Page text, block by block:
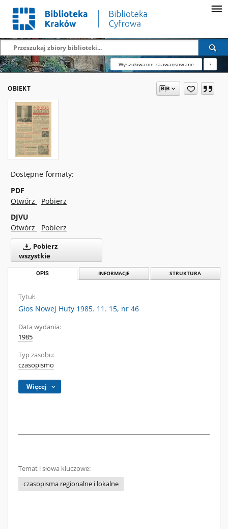
Wyszukiwanie zaawansowane ?
OBIEKT
Dostępne formaty:
PDF
Otwórz
Pobierz
DJVU
Otwórz
Pobierz
Pobierz
wszystkie
OPIS INFORMACJE STRUKTURA
Tytuł:
Głos Nowej Huty 1985. 11. 15, nr 46
Data wydania:
1985
Typ zasobu:
czasopismo
Więcej
Temat i słowa kluczowe:
czasopisma regionalne i lokalne